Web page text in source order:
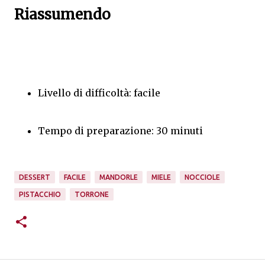
Riassumendo
Livello di difficoltà: facile
Tempo di preparazione: 30 minuti
DESSERT FACILE MANDORLE MIELE NOCCIOLE
PISTACCHIO TORRONE